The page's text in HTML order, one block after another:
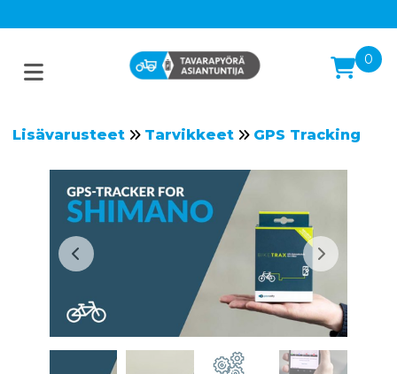
0
Lisävarusteet Tarvikkeet GPS Tracking